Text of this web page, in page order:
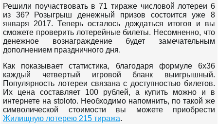
Решили поучаствовать в 71 тираже числовой лотереи 6
из 36? Розыгрыш денежный призов состоится уже 8
января 2017. Теперь осталось дождаться итогов и вы
сможете проверить лотерейные билеты. Несомненно, что
денежное вознаграждение будет замечательным
дополнением праздничного дня.
Как показывает статистика, благодаря формуле 6x36
каждый четвертый игровой бланк выигрышный.
Популярность лотереи связана с доступностью билетов.
Их цена составляет 100 рублей, а купить можно и в
интернете на stoloto. Необходимо напомнить, по такой же
символической стоимости вы можете приобрести
Жилищную лотерею 215 тиража.